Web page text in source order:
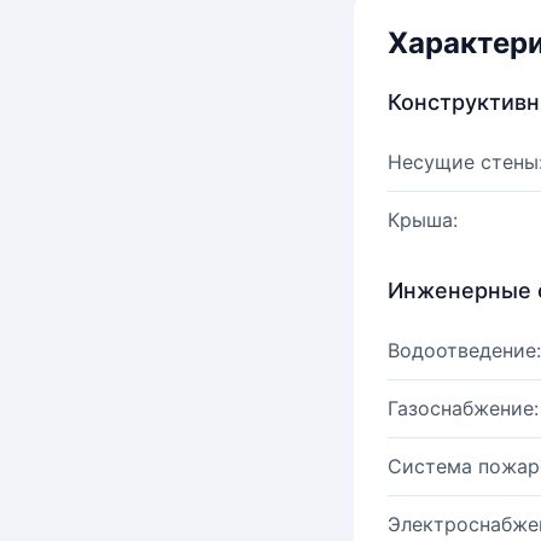
Несущие
Крыша:
Инженерные
Водоотведение:
Газоснабжение:
Система